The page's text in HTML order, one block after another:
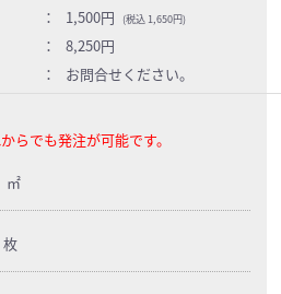
： 1,500円 (税込 1,650円)
：
8,250円
：
お問合せください。
らでも発注が可能です。
㎡
枚